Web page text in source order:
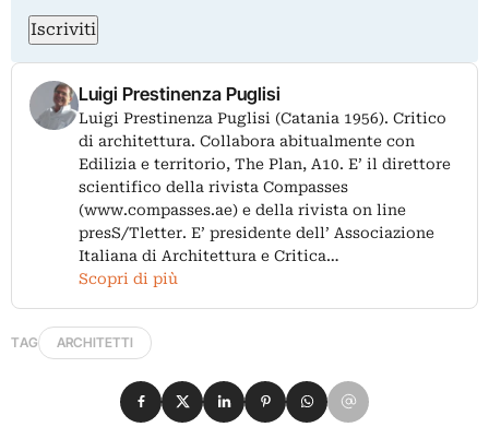
Iscriviti
Luigi Prestinenza Puglisi
Luigi Prestinenza Puglisi (Catania 1956). Critico
di architettura. Collabora abitualmente con
Edilizia e territorio, The Plan, A10. E’ il direttore
scientifico della rivista Compasses
(www.compasses.ae) e della rivista on line
presS/Tletter. E’ presidente dell’ Associazione
Italiana di Architettura e Critica…
Scopri di più
TAG ARCHITETTI
Condividi su Facebook
Condividi su X
Condividi su LinkedIn
Condividi su Pinterest
Condividi su WhatsApp
Condividi su Email